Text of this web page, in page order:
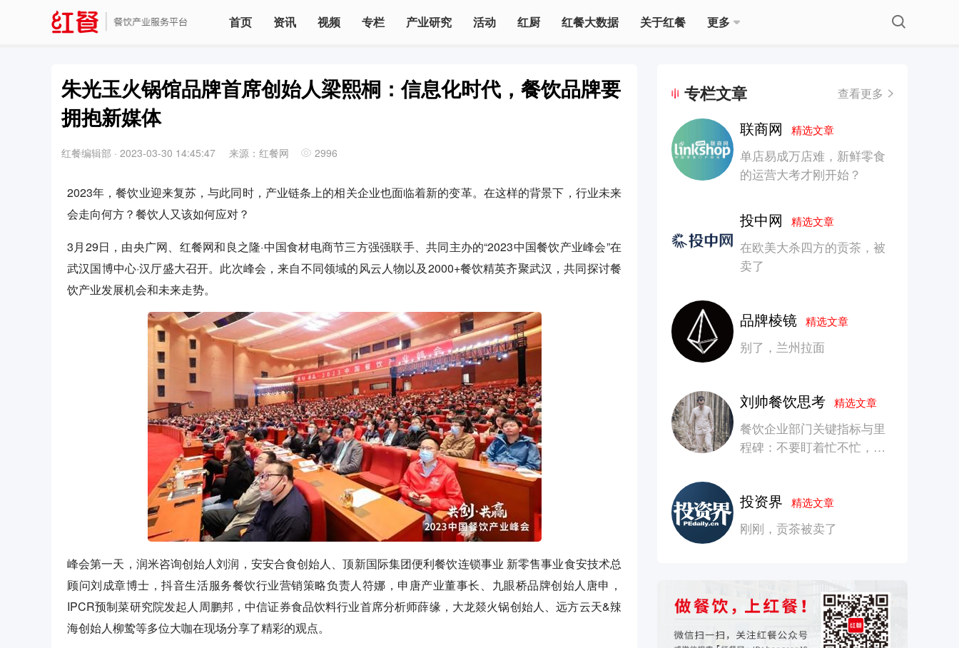
首页 资讯 视频 专栏 产业研究 活动 红厨 红餐大数据 关于红餐 更多
朱光玉火锅馆品牌首席创始人梁熙桐：信息化时代，餐饮品牌要
拥抱新媒体
红餐编辑部 · 2023-03-30 14:45:47 来源：红餐网 2996
2023年，餐饮业迎来复苏，与此同时，产业链条上的相关企业也面临着新的变革。在这样的背景下，行业未来
会走向何方？餐饮人又该如何应对？
3月29日，由央广网、红餐网和良之隆·中国食材电商节三方强强联手、共同主办的“2023中国餐饮产业峰会”在
武汉国博中心·汉厅盛大召开。此次峰会，来自不同领域的风云人物以及2000+餐饮精英齐聚武汉，共同探讨餐
饮产业发展机会和未来走势。
峰会第一天，润米咨询创始人刘润，安安合食创始人、顶新国际集团便利餐饮连锁事业 新零售事业食安技术总
顾问刘成章博士，抖音生活服务餐饮行业营销策略负责人符娜，申唐产业董事长、九眼桥品牌创始人唐申，
IPCR预制菜研究院发起人周鹏邦，中信证券食品饮料行业首席分析师薛缘，大龙燚火锅创始人、远方云天&辣
海创始人柳鸷等多位大咖在现场分享了精彩的观点。
专栏文章 查看更多
联商网精选文章
单店易成万店难，新鲜零食
的运营大考才刚开始？
投中网精选文章
在欧美大杀四方的贡茶，被
卖了
品牌棱镜精选文章
别了，兰州拉面
刘帅餐饮思考精选文章
餐饮企业部门关键指标与里
程碑：不要盯着忙不忙，要
投资界精选文章
刚刚，贡茶被卖了